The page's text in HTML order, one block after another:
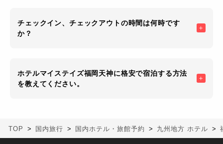
チェックイン、チェックアウトの時間は何時です
か？
ホテルマイステイズ福岡天神に格安で宿泊する方法
を教えてください。
TOP 国内旅行 国内ホテル・旅館予約 九州地方 ホテル